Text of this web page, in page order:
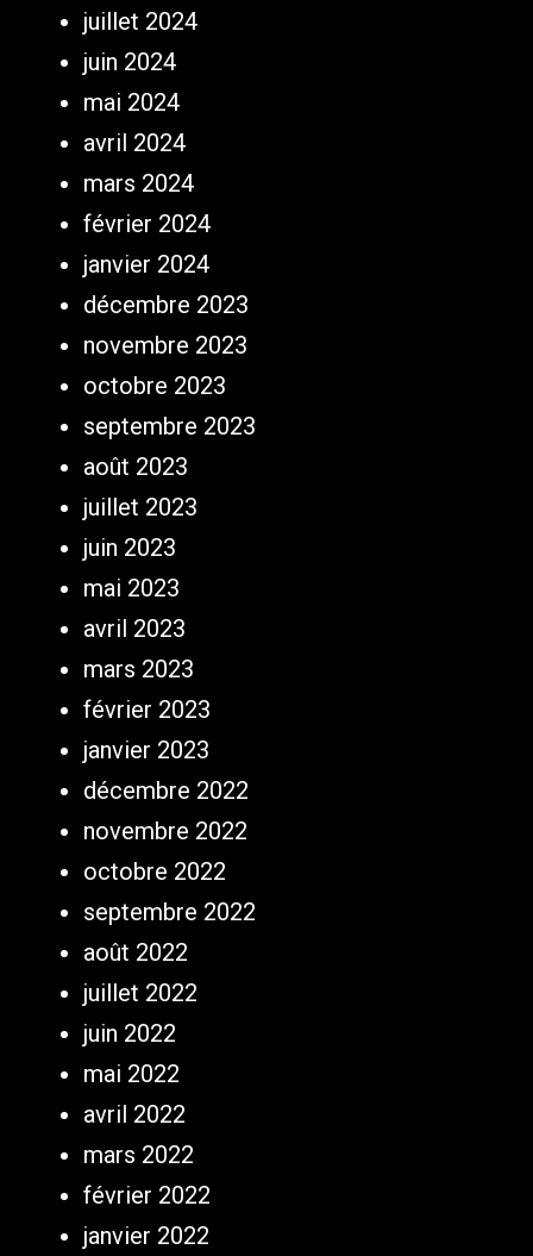
juillet 2024
juin 2024
mai 2024
avril 2024
mars 2024
février 2024
janvier 2024
décembre 2023
novembre 2023
octobre 2023
septembre 2023
août 2023
juillet 2023
juin 2023
mai 2023
avril 2023
mars 2023
février 2023
janvier 2023
décembre 2022
novembre 2022
octobre 2022
septembre 2022
août 2022
juillet 2022
juin 2022
mai 2022
avril 2022
mars 2022
février 2022
janvier 2022